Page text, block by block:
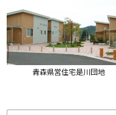
青森県営住宅是川団地